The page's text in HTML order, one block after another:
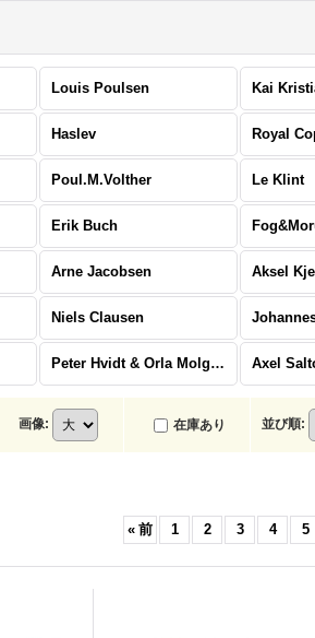
Louis Poulsen Kai
Haslev Royal
Poul.M.Volther Le Klint
Erik Buch
Arne Jacobsen Aksel
Niels Clausen
Peter Hvidt & Orla Molgaard Nielsen Axel
画像: 在庫あり 並び順:
« 前 1 2 3 4 5